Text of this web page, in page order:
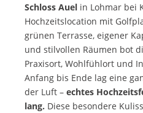
Schloss Auel in Lohmar bei
Hochzeitslocation mit
grünen Terrasse, eigener
und stilvollen Räumen bot
Praxisort, Wohlfühlort und
Anfang bis Ende lag eine
der Luft – echtes
lang. Diese besondere